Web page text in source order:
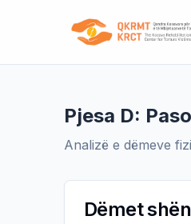
Pjesa D:
Analizë e dëmeve
Dëmet